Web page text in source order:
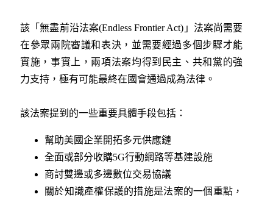
該「無盡前沿法案(Endless Frontier Act)」法案尚需要
在參眾兩院審議和表決，並需要經過多個步驟才能
實施，事實上，兩項法案均得到民主、共和黨的強
力支持，極有可能最終在國會通過成為法律。
該法案提到的一些重要具體手段包括：
幫助美國企業開拓多元供應鏈
全面或部分收購5G行動網路等基建設施
商討雙邊或多邊數位交易協議
關於知識產權保護的措施是法案的一個重點，